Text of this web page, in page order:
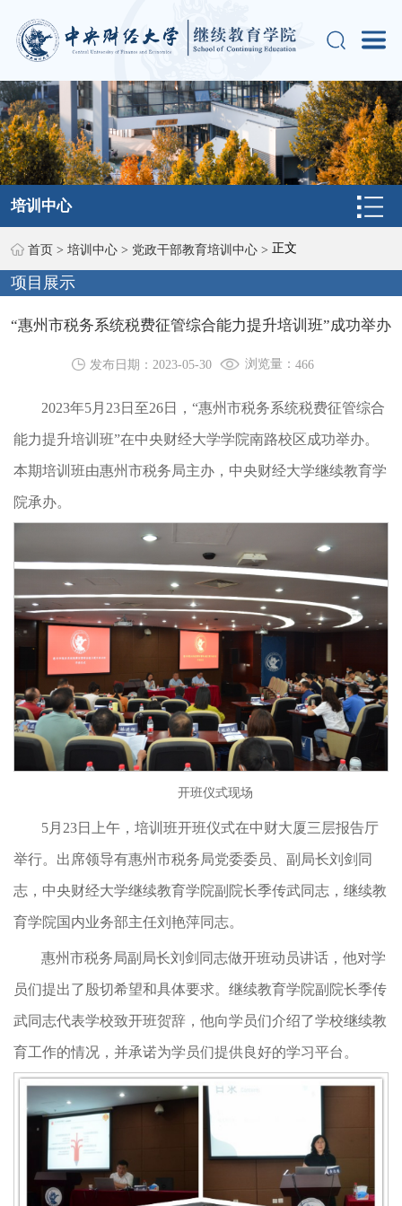
培训中心
首页 > 培训中心 > 党政干部教育培训中心 > 正文
项目展示
“惠州市税务系统税费征管综合能力提升培训班”成功举办
发布日期：2023-05-30 浏览量： 466
2023年5月23日至26日，“惠州市税务系统税费征管综合
能力提升培训班”在中央财经大学学院南路校区成功举办。
本期培训班由惠州市税务局主办，中央财经大学继续教育学
院承办。
开班仪式现场
5月23日上午，培训班开班仪式在中财大厦三层报告厅
举行。出席领导有惠州市税务局党委委员、副局长刘剑同
志，中央财经大学继续教育学院副院长季传武同志，继续教
育学院国内业务部主任刘艳萍同志。
惠州市税务局副局长刘剑同志做开班动员讲话，他对学
员们提出了殷切希望和具体要求。继续教育学院副院长季传
武同志代表学校致开班贺辞，他向学员们介绍了学校继续教
育工作的情况，并承诺为学员们提供良好的学习平台。